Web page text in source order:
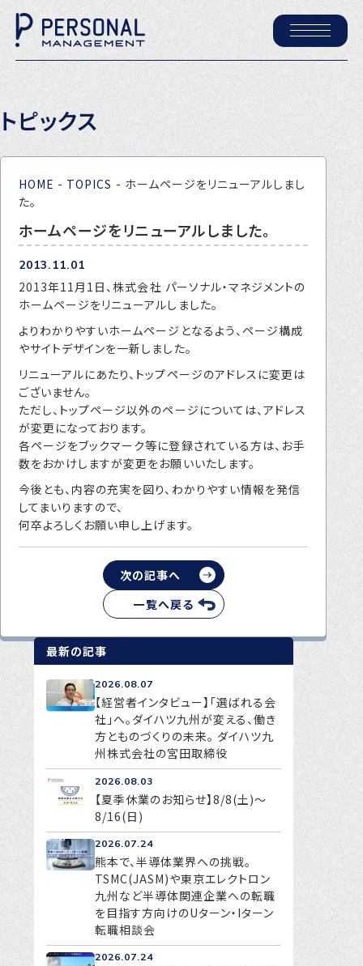
ホーム
パーソナル・マネジメントについて
会社概要
採用情報
P-maneコラム
ニュース
転職をお考えの方へ
転職エージェントサービス
転職相談会
転職者の声
キャリア採用をお考えの企業様へ
選ばれる４つの理由
４つの特長で解決
独自の採用スキーム
お問い合わせ
プライバシーポリシー
トピックス
HOME - TOPICS - ホームページをリニューアルしまし
た。
ホームページをリニューアルしました。
2013.11.01
2013年11月1日、株式会社 パーソナル・マネジメントの
ホームページをリニューアルしました。
よりわかりやすいホームページとなるよう、ページ構成
やサイトデザインを一新しました。
リニューアルにあたり、トップページのアドレスに変更は
ございません。
ただし、トップページ以外のページについては、アドレス
が変更になっております。
各ページをブックマーク等に登録されている方は、お手
数をおかけしますが変更をお願いいたします。
今後とも、内容の充実を図り、わかりやすい情報を発信
してまいりますので、
何卒よろしくお願い申し上げます。
一覧へ戻る
次の記事へ
最新の記事
2026.08.07
【経営者インタビュー】「選ばれる会
社」へ。ダイハツ九州が変える、働き
方とものづくりの未来。 ダイハツ九
州株式会社の宮田取締役
2026.08.03
【夏季休業のお知らせ】8/8(土)～
8/16(日)
2026.07.24
熊本で、半導体業界への挑戦。
TSMC(JASM)や東京エレクトロン
九州など半導体関連企業への転職
を目指す方向けのUターン・Iターン
転職相談会
2026.07.24